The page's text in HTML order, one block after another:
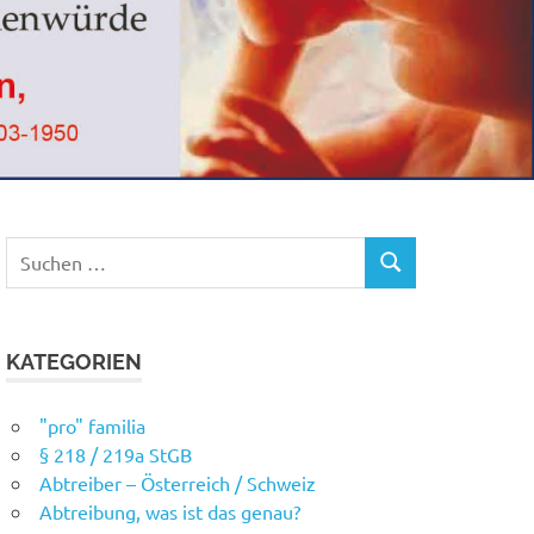
Suchen
SUCHEN
KATEGORIEN
"pro" familia
§ 218 / 219a StGB
Abtreiber – Österreich / Schweiz
Abtreibung, was ist das genau?